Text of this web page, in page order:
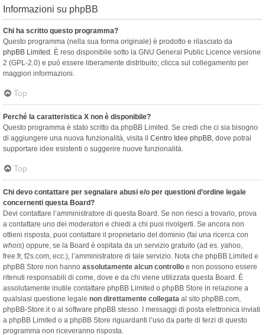
Informazioni su phpBB
Chi ha scritto questo programma?
Questo programma (nella sua forma originale) è prodotto e rilasciato da
phpBB Limited . È reso disponibile sotto la GNU General Public Licence versione
2 (GPL-2.0) e può essere liberamente distribuito; clicca sul collegamento per
maggiori informazioni.
Top
Perché la caratteristica X non è disponibile?
Questo programma è stato scritto da phpBB Limited. Se credi che ci sia bisogno
di aggiungere una nuova funzionalità, visita il Centro Idee phpBB, dove potrai
supportare idee esistenti o suggerire nuove funzionalità.
Top
Chi devo contattare per segnalare abusi e/o per questioni d’ordine legale
concernenti questa Board?
Devi contattare l’amministratore di questa Board. Se non riesci a trovarlo, prova
a contattare uno dei moderatori e chiedi a chi puoi rivolgerti. Se ancora non
ottieni risposta, puoi contattare il proprietario del dominio (fai una ricerca con
whois) oppure, se la Board è ospitata da un servizio gratuito (ad es. yahoo,
free.fr, f2s.com, ecc.), l’amministratore di tale servizio. Nota che phpBB Limited e
phpBB Store non hanno assolutamente alcun controllo e non possono essere
ritenuti responsabili di come, dove e da chi viene utilizzata questa Board. È
assolutamente inutile contattare phpBB Limited o phpBB Store in relazione a
qualsiasi questione legale non direttamente collegata al sito phpBB.com,
phpBB-Store.it o al software phpBB stesso. I messaggi di posta elettronica inviati
a phpBB Limited o a phpBB Store riguardanti l’uso da parte di terzi di questo
programma non riceveranno risposta.